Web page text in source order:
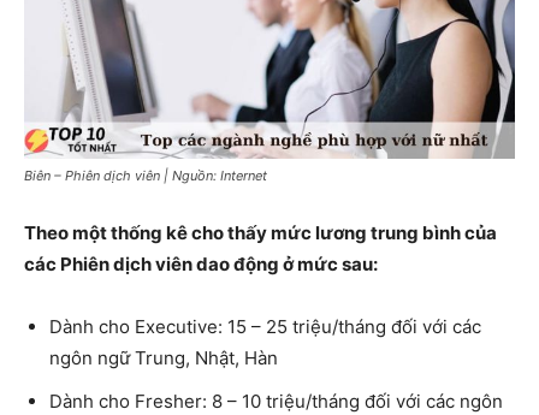
Biên – Phiên dịch viên | Nguồn: Internet
Theo một thống kê cho thấy mức lương trung bình của
các Phiên dịch viên dao động ở mức sau:
Dành cho Executive: 15 – 25 triệu/tháng đối với các
ngôn ngữ Trung, Nhật, Hàn
Dành cho Fresher: 8 – 10 triệu/tháng đối với các ngôn